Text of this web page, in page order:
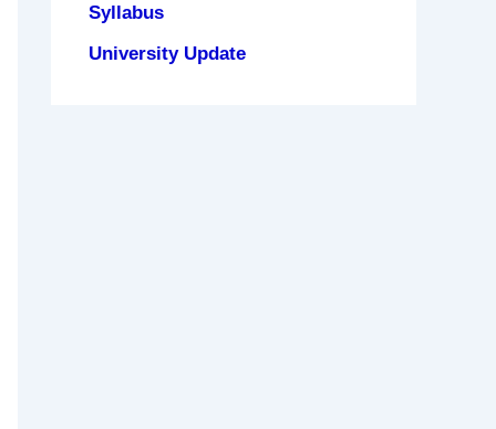
Syllabus
University Update